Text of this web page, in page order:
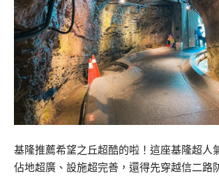
基隆推薦希望之丘超酷的啦！這座基隆超人
佔地超廣、設施超完善，還得先穿越信二路